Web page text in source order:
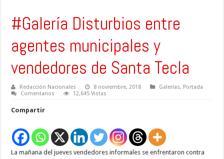
#Galería Disturbios entre
agentes municipales y
vendedores de Santa Tecla
Redacción Nacionales 8 noviembre, 2018 Galerías, Portada
Comentarios
12,645 Vistas
Compartir
La mañana del jueves vendedores informales se enfrentaron contra